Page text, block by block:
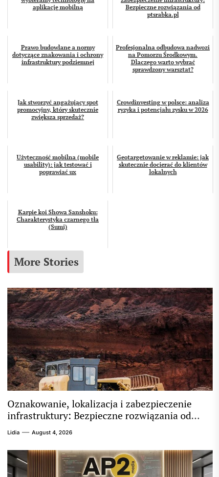
aplikację mobilną
Bezpieczne rozwiązania od
ptsrabka.pl
Prawo budowlane a normy
dotyczące znakowania i ochrony
infrastruktury podziemnej
Profesjonalna odbudowa nadwozi
na Pomorzu Środkowym.
Dlaczego warto wybrać
sprawdzony warsztat?
Jak stworzyć angażujący spot
promocyjny, który skutecznie
zwiększa sprzedaż?
Crowdinvesting w polsce: analiza
ryzyka i potencjału zysku w 2026
Użyteczność mobilna (mobile
usability): jak testować i
poprawiać ux
Geotargetowanie w reklamie: jak
skutecznie docierać do klientów
lokalnych
Karpie koi Showa Sanshoku:
Charakterystyka czarnego tła
(Sumi)
More Stories
Oznakowanie, lokalizacja i zabezpieczenie
infrastruktury: Bezpieczne rozwiązania od
ptsrabka.pl
Lidia August 4, 2026